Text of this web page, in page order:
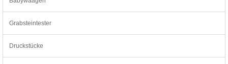
Grabsteintester
Druckstücke